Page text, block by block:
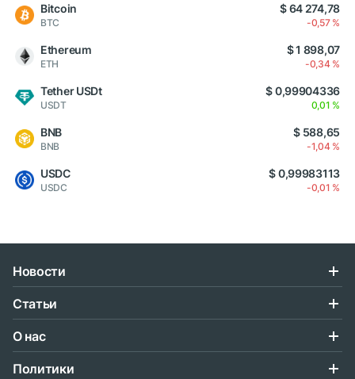
Bitcoin
BTC
$ 64 274,78
-0,57 %
Ethereum
ETH
$ 1 898,07
-0,34 %
Tether USDt
USDT
$ 0,99904336
0,01 %
BNB
BNB
$ 588,65
-1,04 %
USDC
USDC
$ 0,99983113
-0,01 %
Новости
Статьи
О нас
Политики